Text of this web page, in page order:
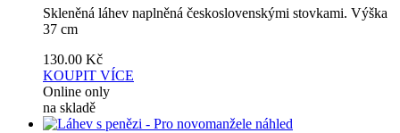
Skleněná láhev naplněná československými stovkami. Výška
37 cm
130.00 Kč
KOUPIT VÍCE
Online only
na skladě
náhled